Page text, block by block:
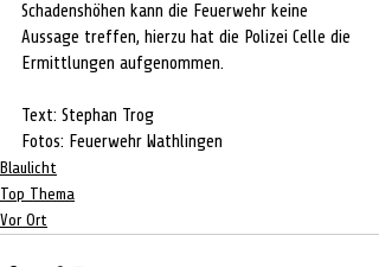
Schadenshöhen kann die Feuerwehr keine
Aussage treffen, hierzu hat die Polizei Celle die
Ermittlungen aufgenommen.
Text: Stephan Trog
Fotos: Feuerwehr Wathlingen
Blaulicht
Top Thema
Vor Ort